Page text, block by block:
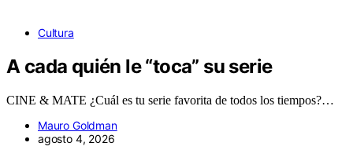
Cultura
A cada quién le “toca” su serie
CINE & MATE ¿Cuál es tu serie favorita de todos los tiempos?…
Mauro Goldman
agosto 4, 2026